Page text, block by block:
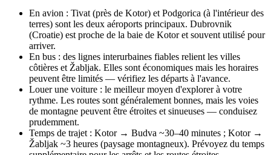
En avion : Tivat (près de Kotor) et Podgorica (à l'intérieur des
terres) sont les deux aéroports principaux. Dubrovnik
(Croatie) est proche de la baie de Kotor et souvent utilisé pour
arriver.
En bus : des lignes interurbaines fiables relient les villes
côtières et Žabljak. Elles sont économiques mais les horaires
peuvent être limités — vérifiez les départs à l'avance.
Louer une voiture : le meilleur moyen d'explorer à votre
rythme. Les routes sont généralement bonnes, mais les voies
de montagne peuvent être étroites et sinueuses — conduisez
prudemment.
Temps de trajet : Kotor → Budva ~30–40 minutes ; Kotor →
Žabljak ~3 heures (paysage montagneux). Prévoyez du temps